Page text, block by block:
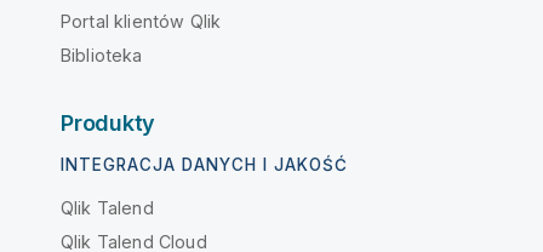
Portal klientów Qlik
Biblioteka
Produkty
INTEGRACJA DANYCH I JAKOŚĆ
Qlik Talend
Qlik Talend Cloud